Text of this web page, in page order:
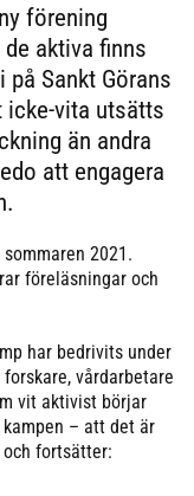
förening
aktiva finns
Sankt Görans
icke-vita utsätts
än andra
att engagera
2021.
föreläsningar och
har bedrivits under
vårdarbetare
vit aktivist börjar
– att det är
fortsätter: